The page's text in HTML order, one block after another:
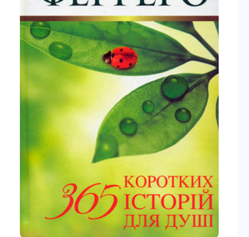
Служіння
Публіцистика
Богослів`я
Шлюб і сім`я
Здоров`я /
Юдаїзм
Огляд релігій